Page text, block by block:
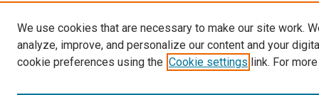
We use cookies that are necessary to make our site work.
analyze, improve, and personalize our content and your
cookie preferences using the Cookie settings link. For